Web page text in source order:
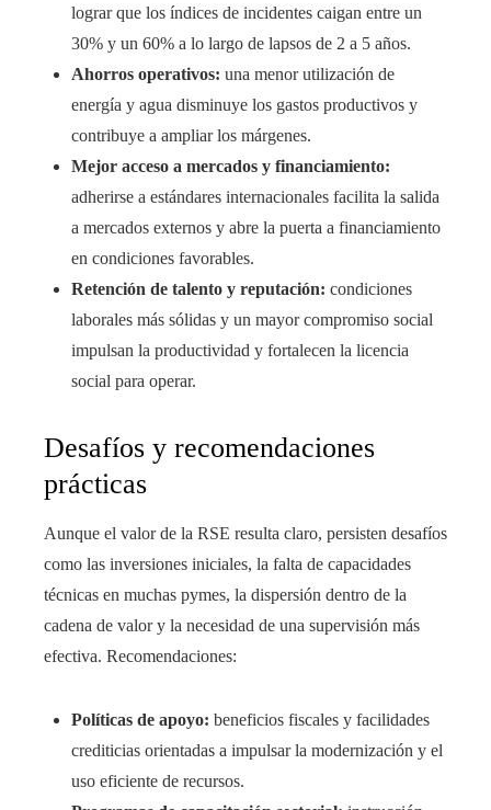
lograr que los índices de incidentes caigan entre un
30% y un 60% a lo largo de lapsos de 2 a 5 años.
Ahorros operativos: una menor utilización de
energía y agua disminuye los gastos productivos y
contribuye a ampliar los márgenes.
Mejor acceso a mercados y financiamiento:
adherirse a estándares internacionales facilita la salida
a mercados externos y abre la puerta a financiamiento
en condiciones favorables.
Retención de talento y reputación: condiciones
laborales más sólidas y un mayor compromiso social
impulsan la productividad y fortalecen la licencia
social para operar.
Desafíos y recomendaciones
prácticas
Aunque el valor de la RSE resulta claro, persisten desafíos
como las inversiones iniciales, la falta de capacidades
técnicas en muchas pymes, la dispersión dentro de la
cadena de valor y la necesidad de una supervisión más
efectiva. Recomendaciones:
Políticas de apoyo: beneficios fiscales y facilidades
crediticias orientadas a impulsar la modernización y el
uso eficiente de recursos.